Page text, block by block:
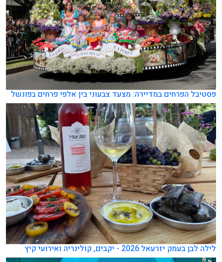
פסטיבל הפרחים במדיירה: מצעד צבעוני בין אלפי פרחים בפונשל
לילה לבן בעמק יזרעאל 2026 - יקבים, קולינריה ואירועי קיץ